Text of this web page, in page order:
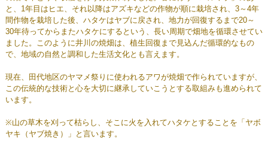
と、1年目はヒエ、それ以降はアズキなどの作物が順に栽培され、3～4年
間作物を栽培した後、ハタケはヤブに戻され、地力が回復するまで20～
30年待ってからまたハタケにするという、長い周期で畑地を循環させてい
ました。このように井川の焼畑は、植生回復まで見込んだ循環的なもの
で、地域の自然と調和した生活文化とも言えます。
現在、田代地区のヤマメ祭りに使われるアワが焼畑で作られていますが、
この伝統的な技術と心を大切に継承していこうとする取組みも進められて
います。
※山の草木を刈って枯らし、そこに火を入れてハタケとすることを「ヤボ
ヤキ（ヤブ焼き）」と言います。